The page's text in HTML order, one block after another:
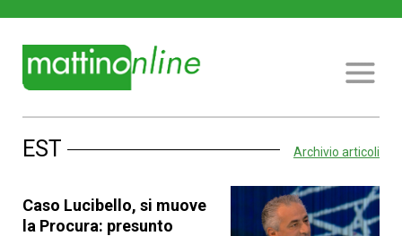
EST Archivio articoli
Caso Lucibello, si muove
la Procura: presunto